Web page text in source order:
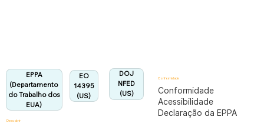
EO
14395
(US)
EPPA
(Departamento
do Trabalho dos
EUA)
DOJ
NFED
(US)
Descobrir
Conformidade
Conformidade
Acessibilidade
Declaração da EPPA